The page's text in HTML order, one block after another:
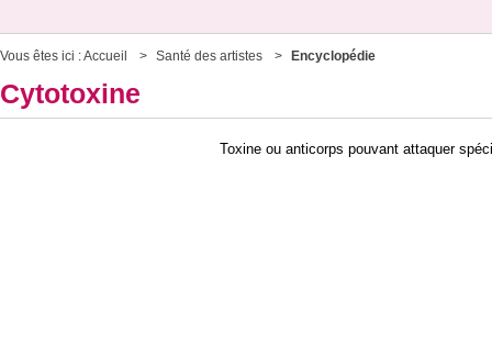
Vous êtes ici :Accueil Santé des artistes Encyclopédie
Cytotoxine
Toxine ou anticorps pouvant attaquer